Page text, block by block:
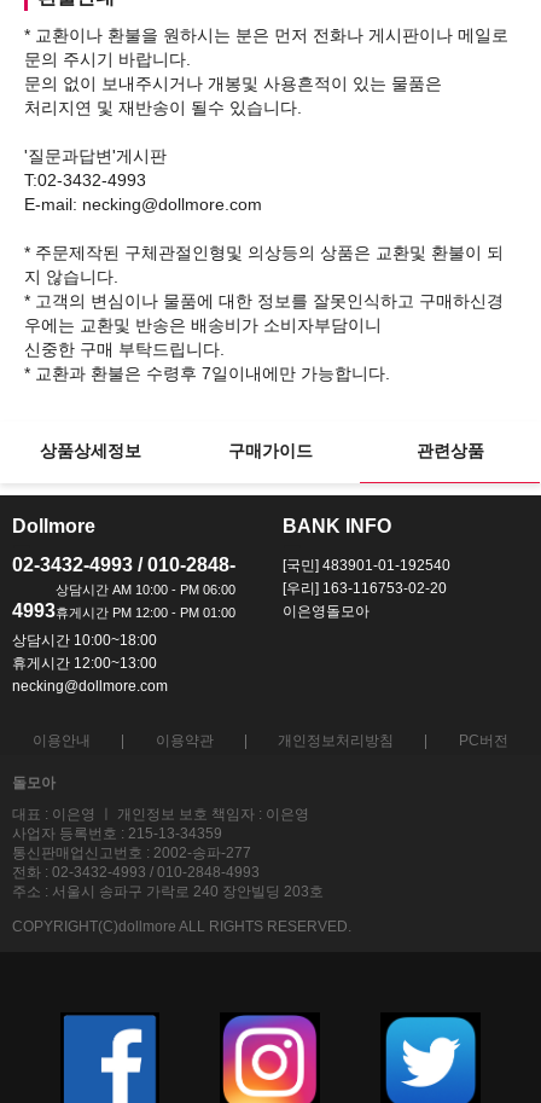
* 교환이나 환불을 원하시는 분은 먼저 전화나 게시판이나 메일로
문의 주시기 바랍니다.
문의 없이 보내주시거나 개봉및 사용흔적이 있는 물품은
처리지연 및 재반송이 될수 있습니다.
'질문과답변'게시판
T:02-3432-4993
E-mail: necking@dollmore.com
* 주문제작된 구체관절인형및 의상등의 상품은 교환및 환불이 되
지 않습니다.
* 고객의 변심이나 물품에 대한 정보를 잘못인식하고 구매하신경
우에는 교환및 반송은 배송비가 소비자부담이니
신중한 구매 부탁드립니다.
상품상세정보 구매가이드 관련상품
Dollmore
02-3432-4993 / 010-2848-
4993
상담시간 10:00~18:00
휴게시간 12:00~13:00
necking@dollmore.com
BANK INFO
[국민] 483901-01-192540
[우리] 163-116753-02-20
이은영돌모아
이용안내 이용약관 개인정보처리방침 PC버전
돌모아
대표 : 이은영 ㅣ 개인정보 보호 책임자 : 이은영
사업자 등록번호 : 215-13-34359
통신판매업신고번호 : 2002-송파-277
전화 : 02-3432-4993 / 010-2848-4993
주소 : 서울시 송파구 가락로 240 장안빌딩 203호
COPYRIGHT(C)dollmore ALL RIGHTS RESERVED.